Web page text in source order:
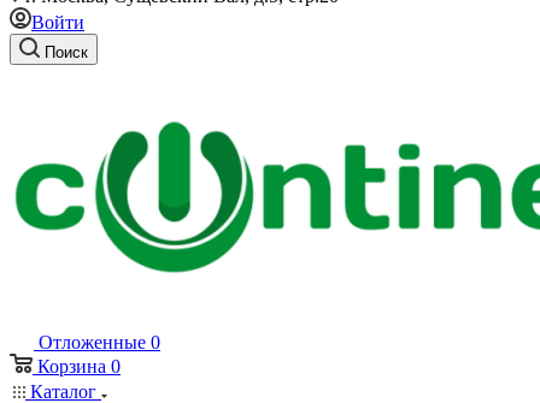
Войти
Поиск
Отложенные 0
Корзина 0
Каталог